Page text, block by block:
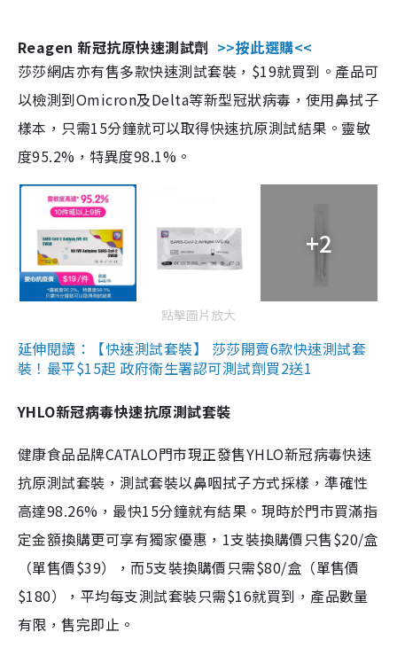
Reagen 新冠抗原快速測試劑 >>按此選購<<
莎莎網店亦有售多款快速測試套裝，$19就買到。產品可
以檢測到Omicron及Delta等新型冠狀病毒，使用鼻拭子
樣本，只需15分鐘就可以取得快速抗原測試結果。靈敏
度95.2%，特異度98.1%。
+2
點擊圖片放大
延伸閱讀：【快速測試套裝】 莎莎開賣6款快速測試套
裝！最平$15起 政府衛生署認可測試劑買2送1
YHLO新冠病毒快速抗原測試套裝
健康食品品牌CATALO門市現正發售YHLO新冠病毒快速
抗原測試套裝，測試套裝以鼻咽拭子方式採樣，準確性
高達98.26%，最快15分鐘就有結果。現時於門市買滿指
定金額換購更可享有獨家優惠，1支裝換購價只售$20/盒
（單售價$39），而5支裝換購價只需$80/盒（單售價
$180），平均每支測試套裝只需$16就買到，產品數量
有限，售完即止。